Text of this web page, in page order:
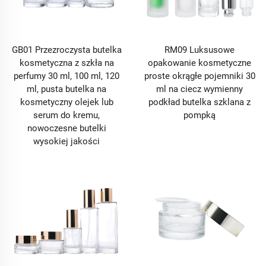
z pompką bezpowietrzną, która utrzymuje świeżość
pielęgnacyjnego. Dla marek wybór odpowiedniej
butelki czy słoika nie jest już decyzją drugorzędną –
jest to decyzja strategiczna, wpływająca na trwałość
produktu, lojalność klientów oraz konkurencyjność na
rynku. W tym streszczeniu szczegółowo omawiamy
główne typy butelek i słoików dominujących
współczesne opakowania, ich zalety funkcjonalne
oraz innowacyjne podejście do ich wytwarzania, które
kluczowych elementów sukcesu produktu.
1. Główne zalety kluczowych typów butelek i słoików
we współczesnym opakowaniu
1.1 Butelki z pompką bezpowietrzną: doskonała
GB01 Przezroczysta butelka
kosmetyczna z szkła na
perfumy 30 ml, 100 ml, 120
ml, pusta butelka na
kosmetyczny olejek lub
serum do kremu,
nowoczesne butelki
wysokiej jakości
RM09 Luksusowe
opakowanie kosmetyczne
proste okrągłe pojemniki 30
ml na ciecz wymienny
podkład butelka szklana z
pompką